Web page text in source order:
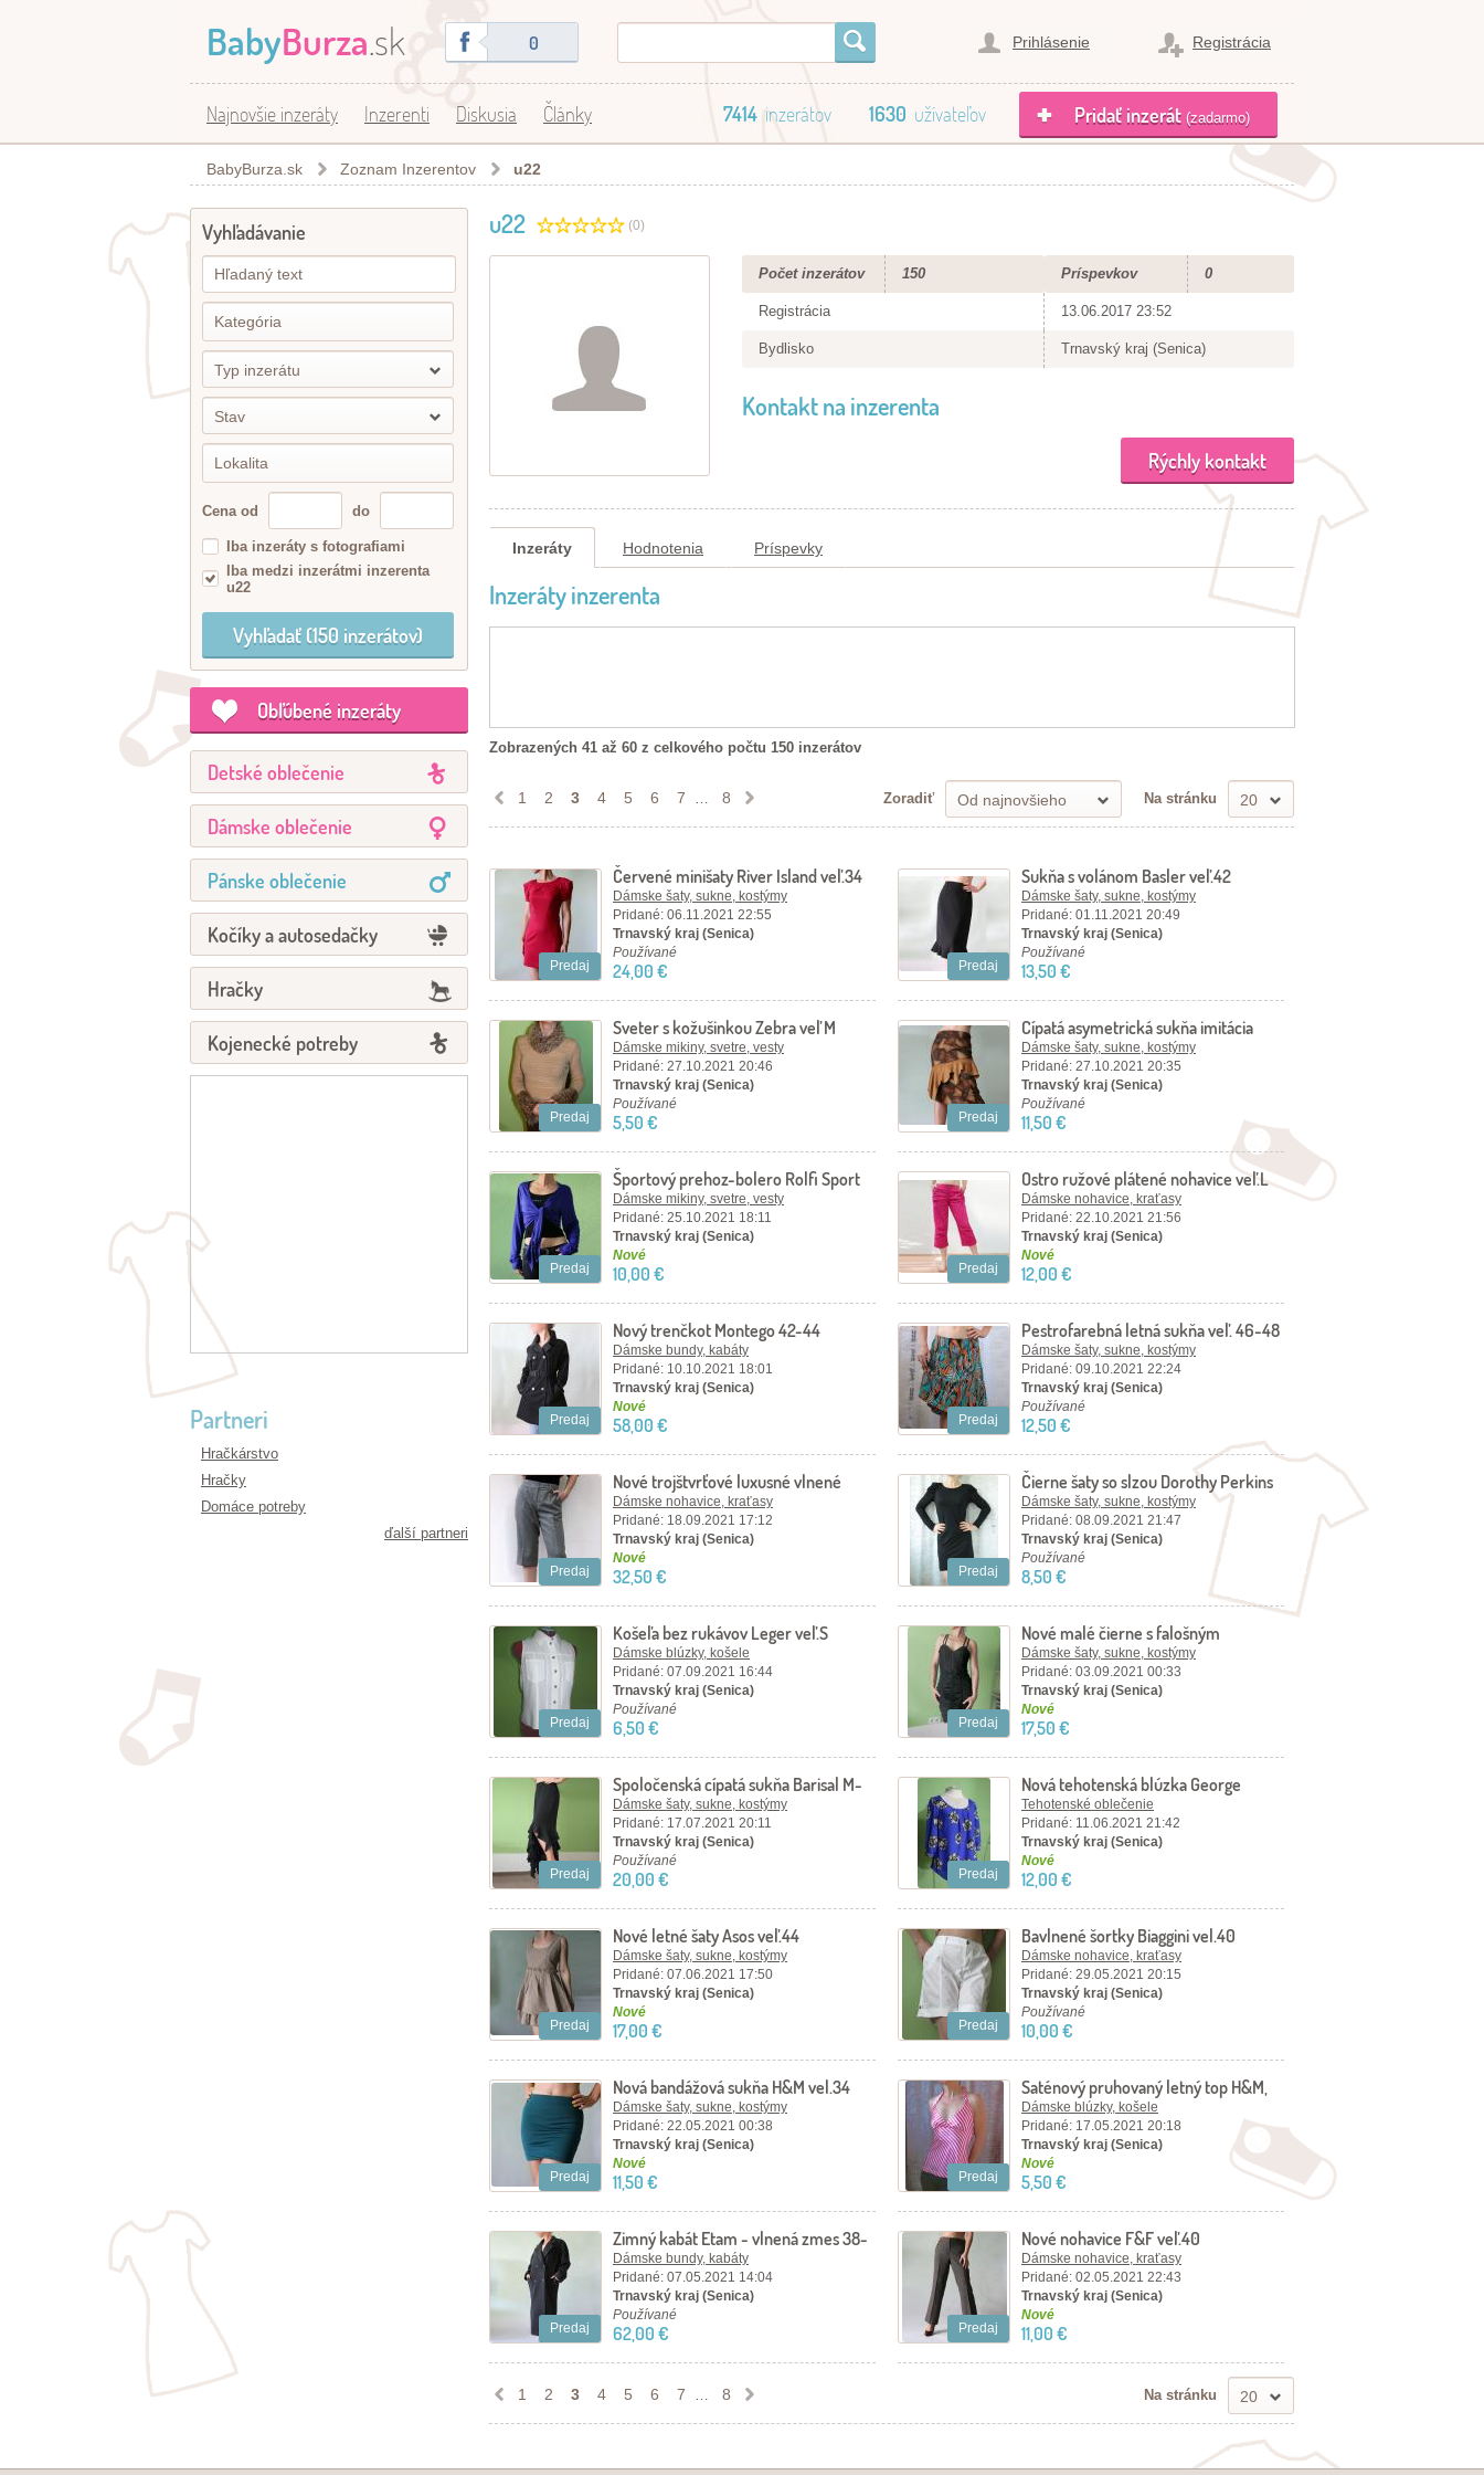
BabyBurza.sk 0 Prihlásenie Registrácia
Najnovšie inzeráty Inzerenti Diskusia Články Pridať inzerát (zadarmo)
7414 inzerátov 1630 užívateľov
BabyBurza.sk Zoznam Inzerentov u22
Vyhľadávanie
Typ inzerátu
Stav
Cena od do
Iba inzeráty s fotografiami
Iba medzi inzerátmi inzerenta
u22
Obľúbené inzeráty
Detské oblečenie
Dámske oblečenie
Pánske oblečenie
Kočíky a autosedačky
Hračky
Kojenecké potreby
Partneri
Hračkárstvo
Hračky
Domáce potreby
ďalší partneri
u22 (0)
Počet inzerátov 150 Príspevkov 0
Registrácia 13.06.2017 23:52
Bydlisko Trnavský kraj (Senica)
Kontakt na inzerenta
Rýchly kontakt
Inzeráty Hodnotenia Príspevky
Inzeráty inzerenta
Zobrazených 41 až 60 z celkového počtu 150 inzerátov
1 2 3 4 5 6 7 … 8 Na stránku 20
Zoradiť Od najnovšieho
Predaj
Červené minišaty River Island veľ.34
Dámske šaty, sukne, kostýmy
Pridané: 06.11.2021 22:55
Trnavský kraj (Senica)
Používané
24,00 € Predaj
Sukňa s volánom Basler veľ.42
Dámske šaty, sukne, kostýmy
Pridané: 01.11.2021 20:49
Trnavský kraj (Senica)
Používané
13,50 €
Predaj
Sveter s kožušinkou Zebra veľ M
Dámske mikiny, svetre, vesty
Pridané: 27.10.2021 20:46
Trnavský kraj (Senica)
Používané
5,50 € Predaj
Cípatá asymetrická sukňa imitácia
kože - S/36
Dámske šaty, sukne, kostýmy
Pridané: 27.10.2021 20:35
Trnavský kraj (Senica)
Používané
11,50 €
Predaj
Športový prehoz-bolero Rolfi Sport
veľ.46
Dámske mikiny, svetre, vesty
Pridané: 25.10.2021 18:11
Trnavský kraj (Senica)
Nové
10,00 € Predaj
Ostro ružové plátené nohavice veľ.L
Dámske nohavice, kraťasy
Pridané: 22.10.2021 21:56
Trnavský kraj (Senica)
Nové
12,00 €
Predaj
Nový trenčkot Montego 42-44
Dámske bundy, kabáty
Pridané: 10.10.2021 18:01
Trnavský kraj (Senica)
Nové
58,00 € Predaj
Pestrofarebná letná sukňa veľ. 46-48
Dámske šaty, sukne, kostýmy
Pridané: 09.10.2021 22:24
Trnavský kraj (Senica)
Používané
12,50 €
Predaj
Nové trojštvrťové luxusné vlnené
nohavice, 42-44
Dámske nohavice, kraťasy
Pridané: 18.09.2021 17:12
Trnavský kraj (Senica)
Nové
32,50 € Predaj
Čierne šaty so slzou Dorothy Perkins
veľ.40
Dámske šaty, sukne, kostýmy
Pridané: 08.09.2021 21:47
Trnavský kraj (Senica)
Používané
8,50 €
Predaj
Košeľa bez rukávov Leger veľ.S
Dámske blúzky, košele
Pridané: 07.09.2021 16:44
Trnavský kraj (Senica)
Používané
6,50 € Predaj
Nové malé čierne s falošným
šnurovaním H&M veľ.40
Dámske šaty, sukne, kostýmy
Pridané: 03.09.2021 00:33
Trnavský kraj (Senica)
Nové
17,50 €
Predaj
Spoločenská cípatá sukňa Barisal M-
38
Dámske šaty, sukne, kostýmy
Pridané: 17.07.2021 20:11
Trnavský kraj (Senica)
Používané
20,00 € Predaj
Nová tehotenská blúzka George
vel.42
Tehotenské oblečenie
Pridané: 11.06.2021 21:42
Trnavský kraj (Senica)
Nové
12,00 €
Predaj
Nové letné šaty Asos veľ.44
Dámske šaty, sukne, kostýmy
Pridané: 07.06.2021 17:50
Trnavský kraj (Senica)
Nové
17,00 € Predaj
Bavlnené šortky Biaggini vel.40
Dámske nohavice, kraťasy
Pridané: 29.05.2021 20:15
Trnavský kraj (Senica)
Používané
10,00 €
Predaj
Nová bandážová sukňa H&M vel.34
Dámske šaty, sukne, kostýmy
Pridané: 22.05.2021 00:38
Trnavský kraj (Senica)
Nové
11,50 € Predaj
Saténový pruhovaný letný top H&M,
XS
Dámske blúzky, košele
Pridané: 17.05.2021 20:18
Trnavský kraj (Senica)
Nové
5,50 €
Predaj
Zimný kabát Etam - vlnená zmes 38-
40
Dámske bundy, kabáty
Pridané: 07.05.2021 14:04
Trnavský kraj (Senica)
Používané
62,00 € Predaj
Nové nohavice F&F veľ.40
Dámske nohavice, kraťasy
Pridané: 02.05.2021 22:43
Trnavský kraj (Senica)
Nové
11,00 €
Na stránku 20
1 2 3 4 5 6 7 … 8